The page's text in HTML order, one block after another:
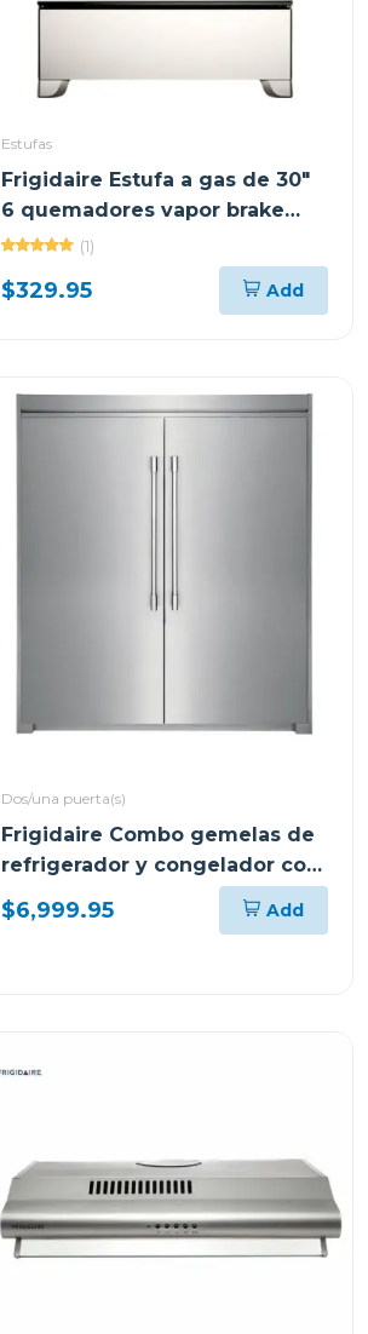
Estufas
Frigidaire Estufa a gas de 30"
6 quemadores vapor brake
con tapa de vidrio
(1)
$329.95 Add
Dos/una puerta(s)
Frigidaire Combo gemelas de
refrigerador y congelador con
trim kit FPRU19/FPFU19
$6,999.95 Add